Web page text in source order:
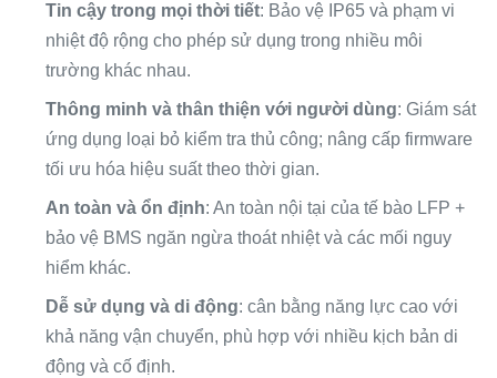
Tin cậy trong mọi thời tiết: Bảo vệ IP65 và phạm vi
nhiệt độ rộng cho phép sử dụng trong nhiều môi
trường khác nhau.
Thông minh và thân thiện với người dùng: Giám sát
ứng dụng loại bỏ kiểm tra thủ công; nâng cấp firmware
tối ưu hóa hiệu suất theo thời gian.
An toàn và ổn định: An toàn nội tại của tế bào LFP +
bảo vệ BMS ngăn ngừa thoát nhiệt và các mối nguy
hiểm khác.
Dễ sử dụng và di động: cân bằng năng lực cao với
khả năng vận chuyển, phù hợp với nhiều kịch bản di
động và cố định.